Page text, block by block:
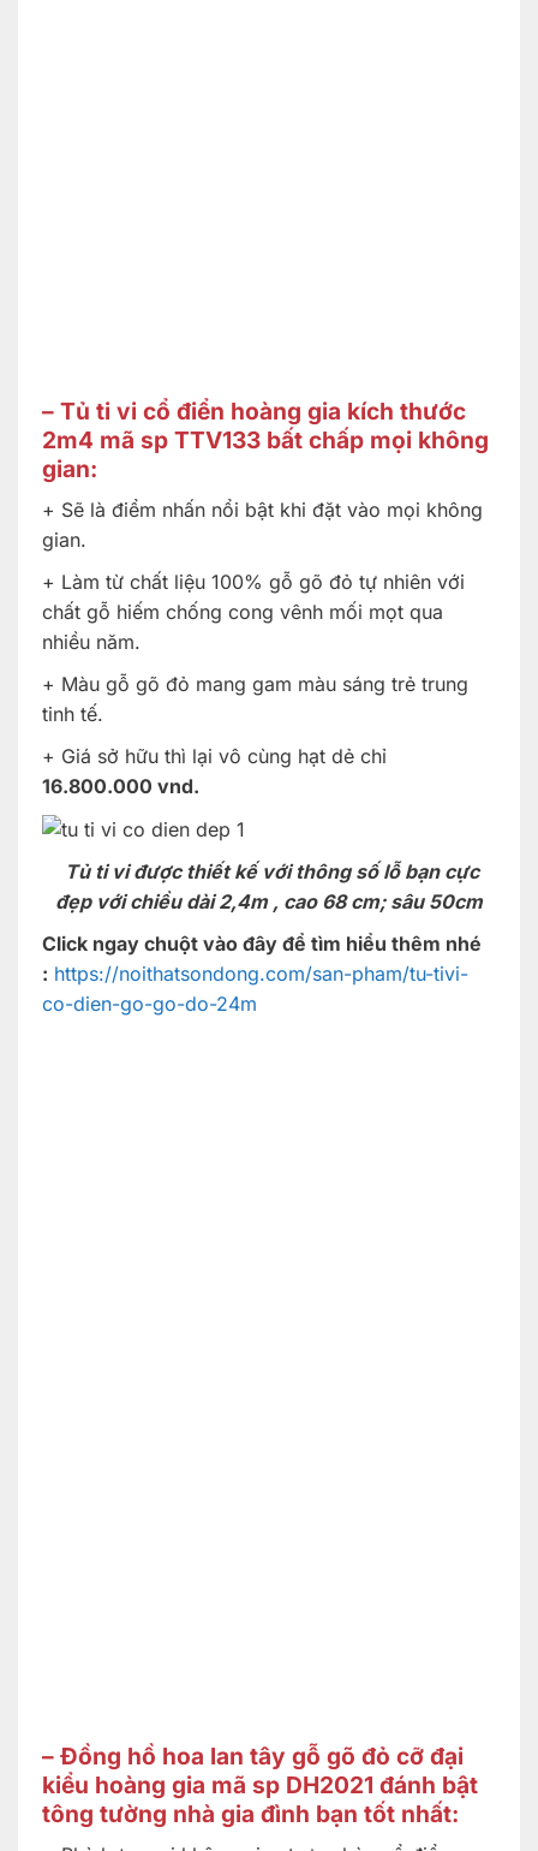
– Tủ ti vi cổ điển hoàng gia kích thước
2m4 mã sp TTV133 bất chấp mọi không
gian:
+ Sẽ là điểm nhấn nổi bật khi đặt vào mọi không
gian.
+ Làm từ chất liệu 100% gỗ gõ đỏ tự nhiên với
chất gỗ hiếm chống cong vênh mối mọt qua
nhiều năm.
+ Màu gỗ gõ đỏ mang gam màu sáng trẻ trung
tinh tế.
+ Giá sở hữu thì lại vô cùng hạt dẻ chỉ
16.800.000 vnd.
Tủ ti vi được thiết kế với thông số lỗ bạn cực
đẹp với chiềudài 2,4m , cao 68 cm; sâu 50cm
Click ngay chuột vào đây để tìm hiểu thêm nhé
: https://noithatsondong.com/san-pham/tu-tivi-
co-dien-go-go-do-24m
– Đồng hồ hoa lan tây gỗ gõ đỏ cỡ đại
kiểu hoàng gia mã sp DH2021 đánh bật
tông tường nhà gia đình bạn tốt nhất: